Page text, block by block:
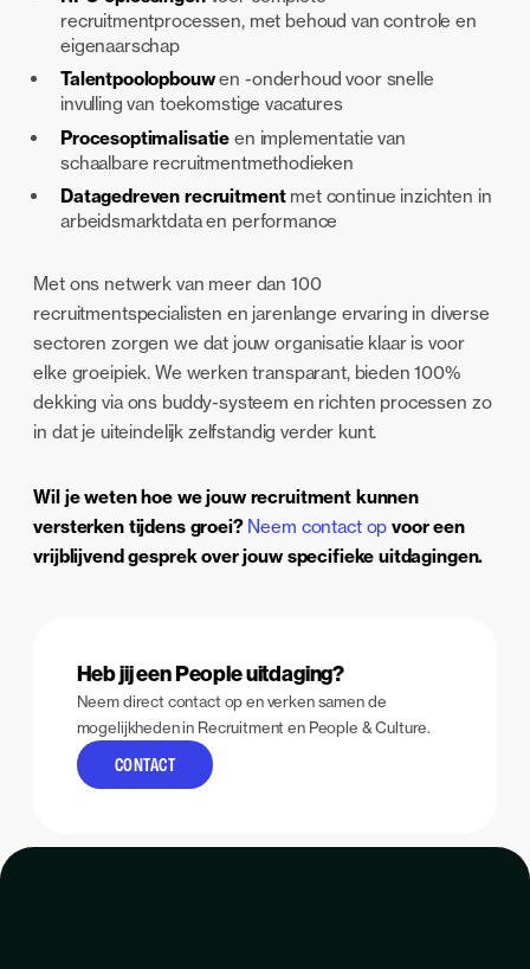
recruitmentprocessen, met behoud van controle en
eigenaarschap
Talentpoolopbouwen -onderhoud voor snelle
invulling van toekomstige vacatures
Procesoptimalisatie en implementatie van
schaalbare recruitmentmethodieken
Datagedreven recruitmentmet continue inzichten in
arbeidsmarktdata en performance
Met ons netwerk van meer dan 100
recruitmentspecialisten en jarenlange ervaring in diverse
sectoren zorgen we dat jouw organisatie klaar is voor
elke groeipiek. We werken transparant, bieden 100%
dekking via ons buddy-systeem en richten processen zo
in dat je uiteindelijk zelfstandig verder kunt.
Wil je weten hoe we jouw recruitment kunnen
versterken tijdens groei? Neem contact op voor een
vrijblijvend gesprek over jouw specifieke uitdagingen.
Heb jij een People uitdaging?
Neem direct contact op en verken samen de
mogelijkheden in Recruitment en People & Culture.
CONTACT